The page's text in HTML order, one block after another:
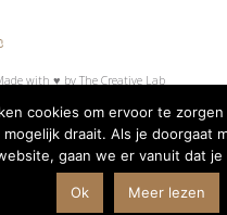
with ♥ by The Creative Lab
Disclaimer
cookies om ervoor te
mogelijk draait. Als je doorgaat
gaan we er vanuit dat
Ok Meer lezen